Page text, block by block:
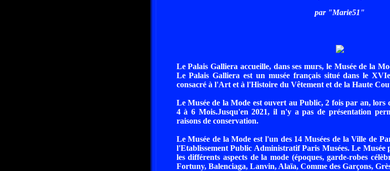
par "Marie51"
Le Palais Galliera accueille, dans ses murs, le Musée de la
Le Palais Galliera est un musée français situé dans le
consacré à l'Art et à l'Histoire du Vêtement et de la Haute
Le Musée de la Mode est ouvert au Public, 2 fois par an,
4 à 6 Mois.Jusqu'en 2021, il n'y a pas de présentation
raisons de conservation.
Le Musée de la Mode est l'un des 14 Musées de la Ville de
l'Etablissement Public Administratif Paris Musées. Le Musée
les différents aspects de la mode (époques, garde-robes
Fortuny, Balenciaga, Lanvin, Alaïa, Comme des Garçons,